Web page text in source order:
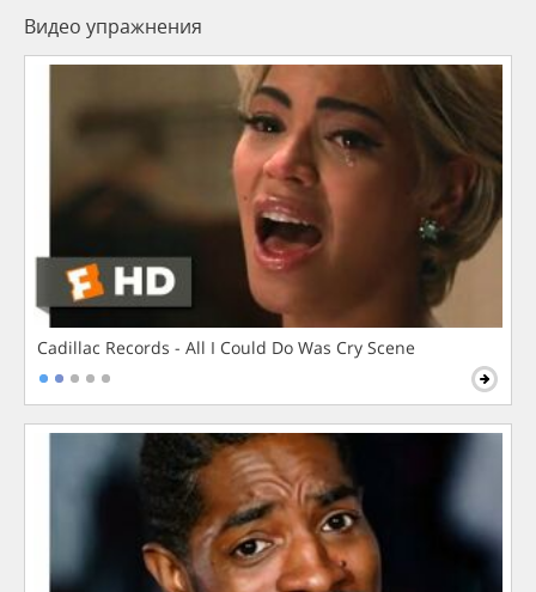
Видео упражнения
Cadillac Records - All I Could Do Was Cry Scene